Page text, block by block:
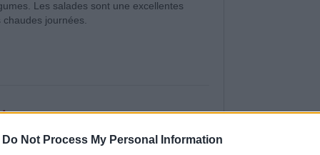
Do Not Process My Personal Information
Les salades sont une excellentes
journées.
| Affichages : 6376